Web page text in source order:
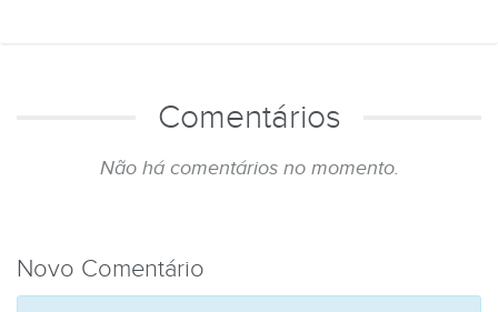
Comentários
Não há comentários no momento.
Novo Comentário